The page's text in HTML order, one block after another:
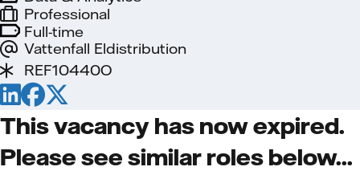
Full-time
Vattenfall Eldistribution
Professional
REF10440O
This vacancy has now expired.
Please see similar roles below...